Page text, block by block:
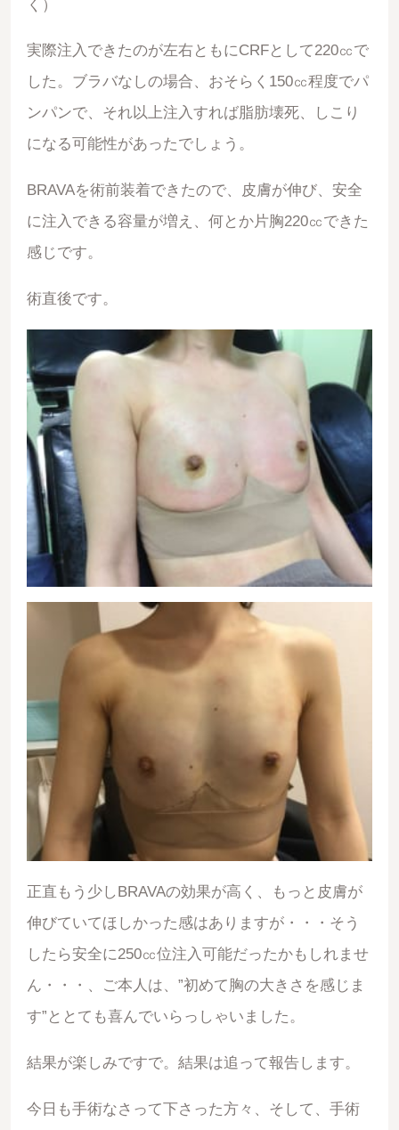
く）
実際注入できたのが左右ともにCRFとして220㏄で
した。ブラバなしの場合、おそらく150㏄程度でパ
ンパンで、それ以上注入すれば脂肪壊死、しこり
になる可能性があったでしょう。
BRAVAを術前装着できたので、皮膚が伸び、安全
に注入できる容量が増え、何とか片胸220㏄できた
感じです。
術直後です。
正直もう少しBRAVAの効果が高く、もっと皮膚が
伸びていてほしかった感はありますが・・・そう
したら安全に250㏄位注入可能だったかもしれませ
ん・・・、ご本人は、”初めて胸の大きさを感じま
す”ととても喜んでいらっしゃいました。
結果が楽しみですで。結果は追って報告します。
今日も手術なさって下さった方々、そして、手術